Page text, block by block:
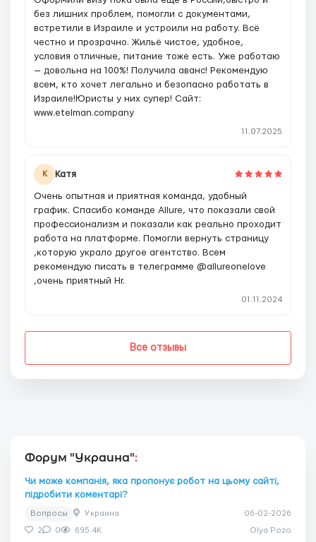
без лишних проблем, помогли с документами,
встретили в Израиле и устроили на работу. Всё
честно и прозрачно. Жильё чистое, удобное,
условия отличные, питание тоже есть. Уже работаю
— довольна на 100%! Получила аванс! Рекомендую
всем, кто хочет легально и безопасно работать в
Израиле!Юристы у них супер! Сайт:
www.etelman.company
11.07.2025
К Катя
Очень опытная и приятная команда, удобный
график. Спасибо команде Allure, что показали свой
профессионализм и показали как реально проходит
работа на платформе. Помогли вернуть страницу
,которую украло другое агентство. Всем
рекомендую писать в телеграмме @allureonelove
,очень приятный Hr.
01.11.2024
Все отзывы
Форум "Украина":
Чи може компанія, яка пропонує робот на цьому сайті,
підробити коментарі?
Вопросы Украина 06-02-2026
2 0 695.4K Olya Pozo